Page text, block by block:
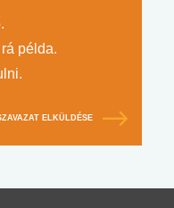
példa.
ELKÜLDÉSE